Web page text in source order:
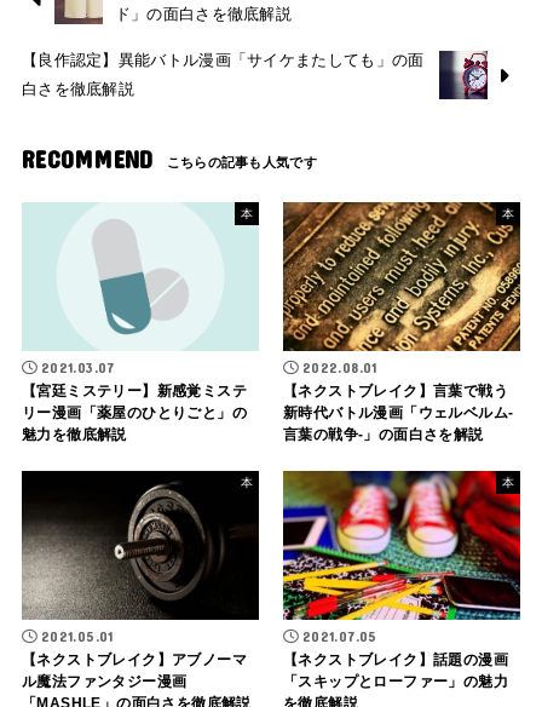
ド」の面白さを徹底解説
【良作認定】異能バトル漫画「サイケまたしても」の面
白さを徹底解説
RECOMMEND
本
2021.03.07
【宮廷ミステリー】新感覚ミステ
リー漫画「薬屋のひとりごと」の
魅力を徹底解説
本
2022.08.01
【ネクストブレイク】言葉で戦う
新時代バトル漫画「ウェルベルム-
言葉の戦争-」の面白さを解説
本
2021.05.01
【ネクストブレイク】アブノーマ
ル魔法ファンタジー漫画
「MASHLE」の面白さを徹底解説
本
2021.07.05
【ネクストブレイク】話題の漫画
「スキップとローファー」の魅力
を徹底解説